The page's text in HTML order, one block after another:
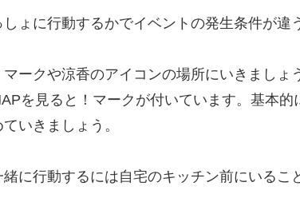
ょに行動するかでイベントの発生条件が違
マークや涼香のアイコンの場所にいきましょ
を見ると！マークが付いています。基本
いきましょう。
に行動するには自宅のキッチン前にいるこ